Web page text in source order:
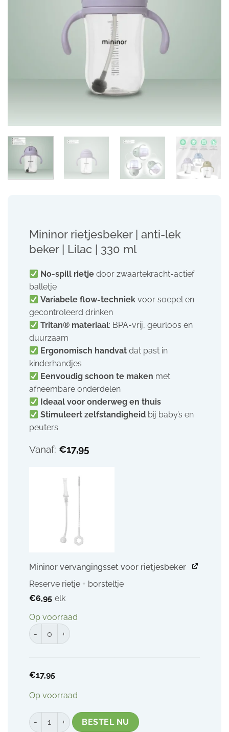
Mininor rietjesbeker | anti-lek
beker | Lilac | 330 ml
No-spill rietje door zwaartekracht-actief
balletje
Variabele flow-techniek voor soepel en
gecontroleerd drinken
Tritan® materiaal: BPA-vrij, geurloos en
duurzaam
Ergonomisch handvat dat past in
kinderhandjes
Eenvoudig schoon te maken met
afneembare onderdelen
Ideaal voor onderweg en thuis
Stimuleert zelfstandigheid bij baby’s en
peuters
Vanaf: €17,95
Mininor vervangingsset voor rietjesbeker
Reserve rietje + borsteltje
€6,95 elk
Op voorraad
Mininor vervangingsset voor rietjesfles + borstel aantal
€17,95
Op voorraad
Mininor rietjesbeker | anti-lek beker | Lilac | 330 ml aantal
BESTEL NU